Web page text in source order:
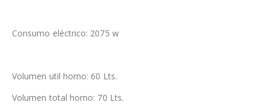
Consumo eléctrico: 2075 w
Volumen util horno: 60 Lts.
Volumen total horno: 70 Lts.